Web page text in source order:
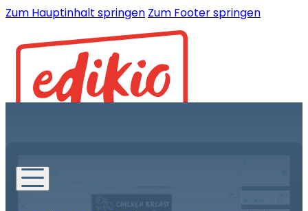
Zum Hauptinhalt springen Zum Footer springen